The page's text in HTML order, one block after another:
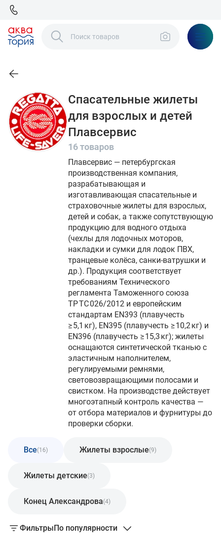
Спасательные жилеты
для взрослых и детей
Плавсервис
16 товаров
Плавсервис — петербургская
производственная компания,
разрабатывающая и
изготавливающая спасательные и
страховочные жилеты для взрослых,
детей и собак, а также сопутствующую
продукцию для водного отдыха
(чехлы для лодочных моторов,
накладки и сумки для лодок ПВХ,
транцевые колёса, санки‑ватрушки и
др.). Продукция соответствует
требованиям Технического
регламента Таможенного союза
ТР ТС 026/2012 и европейским
стандартам EN393 (плавучесть
≥ 5,1 кг), EN395 (плавучесть ≥ 10,2 кг) и
EN396 (плавучесть ≥ 15,3 кг); жилеты
оснащаются синтетической тканью с
эластичным наполнителем,
регулируемыми ремнями,
световозвращающими полосами и
свистком. На производстве действует
многоэтапный контроль качества —
от отбора материалов и фурнитуры до
проверки сборки.
Все(16) Жилеты взрослые(9)
Жилеты детские(3)
Конец Александрова(4)
ФильтрыПо популярности